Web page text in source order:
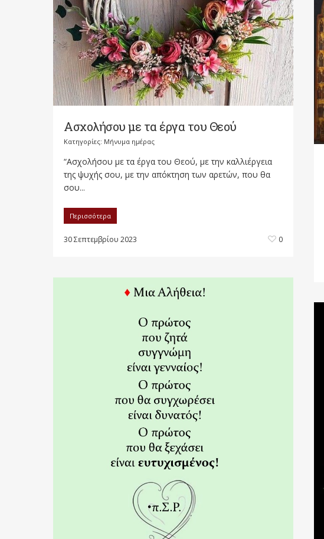
Ασχολήσου με τα έργα του Θεού
Κατηγορίες: Μήνυμα ημέρας
“Ασχολήσου με τα έργα του Θεού, με την καλλιέργεια
της ψυχής σου, με την απόκτηση των αρετών, που θα
σου...
Περισσότερα
30 Σεπτεμβρίου 2023 0